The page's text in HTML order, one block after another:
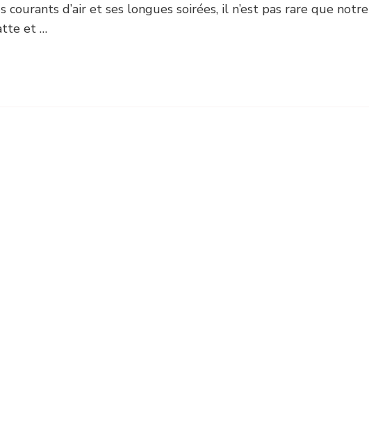
courants d’air et ses longues soirées, il n’est pas rare que notre
et …